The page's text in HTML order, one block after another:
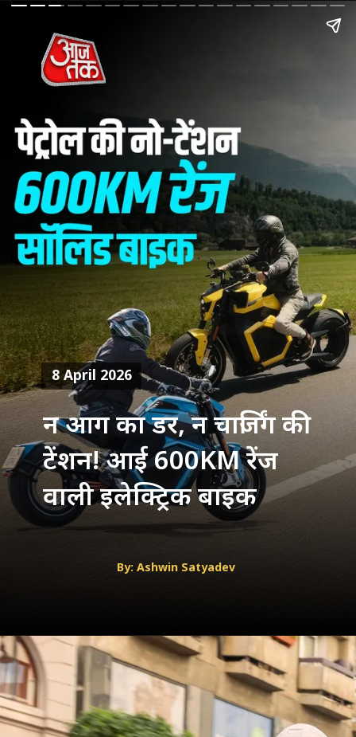
न आग का डर, न चार्जिंग की
टेंशन! आई 600KM रेंज
वाली इलेक्ट्रिक बाइक
8 April 2026
By: Ashwin Satyadev